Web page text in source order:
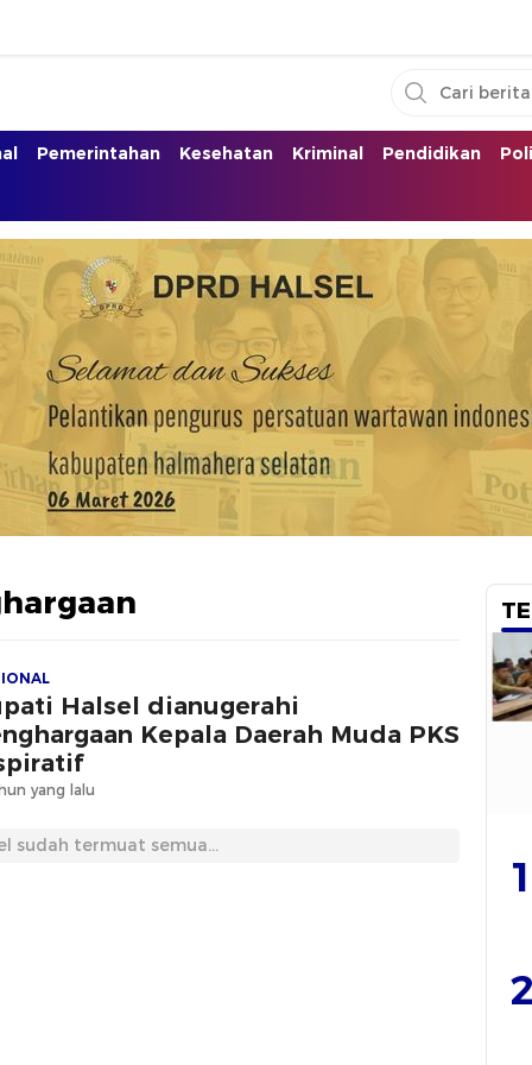
Pemerintahan Kesehatan Kriminal Pendidikan
Halsel dianugerahi
Kepala Daerah Muda PKS
yang lalu
sudah termuat semua...
1
2